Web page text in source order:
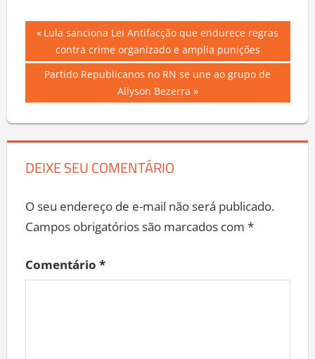
Navegação
de
Previous
Post:
Lula sanciona Lei Antifacção que endurece regras
contra crime organizado e amplia punições
Next
Partido Republicanos no RN se une ao grupo de
Allyson Bezerra
DEIXE SEU COMENTÁRIO
O seu endereço de e-mail não será publicado.
Campos obrigatórios são marcados com *
Comentário *